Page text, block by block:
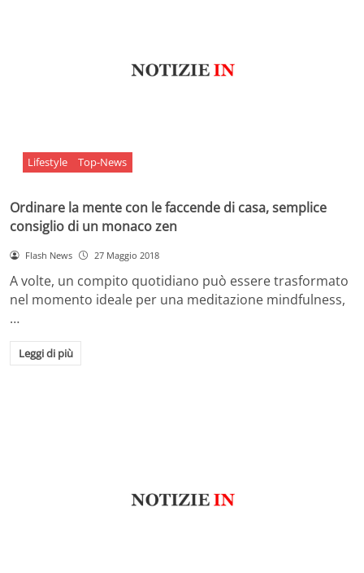
Lifestyle Top-News
Ordinare la mente con le faccende di casa, semplice
consiglio di un monaco zen
Flash News 27 Maggio 2018
A volte, un compito quotidiano può essere trasformato
nel momento ideale per una meditazione mindfulness,
…
Leggi di più